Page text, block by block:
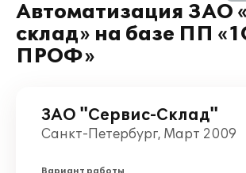
Автоматизация ЗАО
склад» на базе ПП
ПРОФ»
ЗАО "Сервис-Склад"
Санкт-Петербург, Март 2009